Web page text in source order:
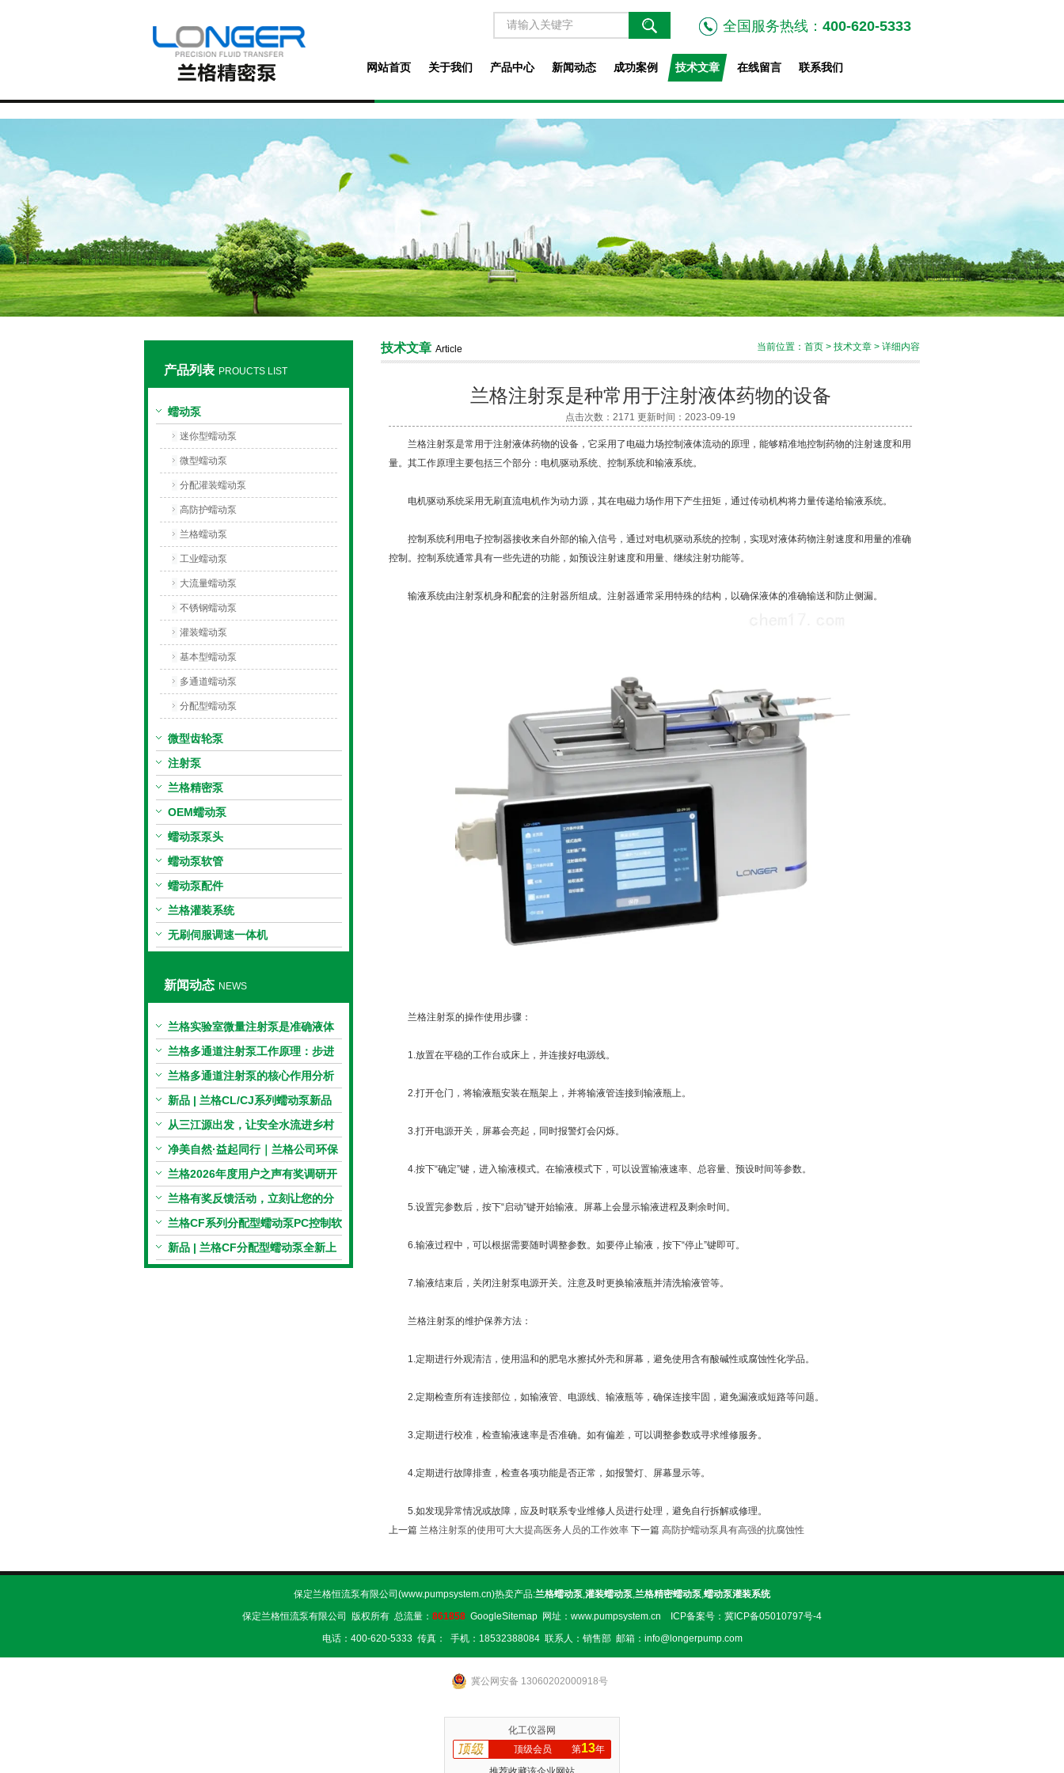
全国服务热线： 400-620-5333
网站首页 关于我们 产品中心 新闻动态 成功案例 技术文章 在线留言 联系我们
产品列表 PROUCTS LIST
蠕动泵
迷你型蠕动泵
微型蠕动泵
分配灌装蠕动泵
高防护蠕动泵
兰格蠕动泵
工业蠕动泵
大流量蠕动泵
不锈钢蠕动泵
灌装蠕动泵
基本型蠕动泵
多通道蠕动泵
分配型蠕动泵
微型齿轮泵
注射泵
兰格精密泵
OEM蠕动泵
蠕动泵泵头
蠕动泵软管
蠕动泵配件
兰格灌装系统
无刷伺服调速一体机
新闻动态 NEWS
兰格实验室微量注射泵是准确液体
输送的科学工具
兰格多通道注射泵工作原理：步进
电机与机械传动的协同
兰格多通道注射泵的核心作用分析
新品 | 兰格CL/CJ系列蠕动泵新品
上市，小巧机身，大有可为！
从三江源出发，让安全水流进乡村
校园 | 兰格×吾水高原公益行
净美自然·益起同行｜兰格公司环保
捡拾公益活动圆满举行
兰格2026年度用户之声有奖调研开
启，京东E卡免费送！
兰格有奖反馈活动，立刻让您的分
享变成惊喜！
兰格CF系列分配型蠕动泵PC控制软
件免费版发布！即日起，通过即可
下载！
新品 | 兰格CF分配型蠕动泵全新上
市，智控每一滴！
技术文章 Article 当前位置： 首页 > 技术文章 > 详细内容
兰格注射泵是种常用于注射液体药物的设备
点击次数：2171 更新时间：2023-09-19
兰格注射泵是常用于注射液体药物的设备，它采用了电磁力场控制液体流动的原理，能够精准地控制药物的注射速度和用
量。其工作原理主要包括三个部分：电机驱动系统、控制系统和输液系统。
电机驱动系统采用无刷直流电机作为动力源，其在电磁力场作用下产生扭矩，通过传动机构将力量传递给输液系统。
控制系统利用电子控制器接收来自外部的输入信号，通过对电机驱动系统的控制，实现对液体药物注射速度和用量的准确
控制。控制系统通常具有一些先进的功能，如预设注射速度和用量、继续注射功能等。
输液系统由注射泵机身和配套的注射器所组成。注射器通常采用特殊的结构，以确保液体的准确输送和防止侧漏。
兰格注射泵的操作使用步骤：
1.放置在平稳的工作台或床上，并连接好电源线。
2.打开仓门，将输液瓶安装在瓶架上，并将输液管连接到输液瓶上。
3.打开电源开关，屏幕会亮起，同时报警灯会闪烁。
4.按下“确定”键，进入输液模式。在输液模式下，可以设置输液速率、总容量、预设时间等参数。
5.设置完参数后，按下“启动”键开始输液。屏幕上会显示输液进程及剩余时间。
6.输液过程中，可以根据需要随时调整参数。如要停止输液，按下“停止”键即可。
7.输液结束后，关闭注射泵电源开关。注意及时更换输液瓶并清洗输液管等。
兰格注射泵的维护保养方法：
1.定期进行外观清洁，使用温和的肥皂水擦拭外壳和屏幕，避免使用含有酸碱性或腐蚀性化学品。
2.定期检查所有连接部位，如输液管、电源线、输液瓶等，确保连接牢固，避免漏液或短路等问题。
3.定期进行校准，检查输液速率是否准确。如有偏差，可以调整参数或寻求维修服务。
4.定期进行故障排查，检查各项功能是否正常，如报警灯、屏幕显示等。
5.如发现异常情况或故障，应及时联系专业维修人员进行处理，避免自行拆解或修理。
上一篇 兰格注射泵的使用可大大提高医务人员的工作效率 下一篇 高防护蠕动泵具有高强的抗腐蚀性
保定兰格恒流泵有限公司(www.pumpsystem.cn)热卖产品:兰格蠕动泵,灌装蠕动泵,兰格精密蠕动泵,蠕动泵灌装系统
保定兰格恒流泵有限公司 版权所有 总流量： 861858 GoogleSitemap 网址：www.pumpsystem.cn ICP备案号： 冀ICP备05010797号-4
电话：400-620-5333 传真： 手机：18532388084 联系人：销售部 邮箱：info@longerpump.com
冀公网安备 13060202000918号
化工仪器网
顶级会员
第13年